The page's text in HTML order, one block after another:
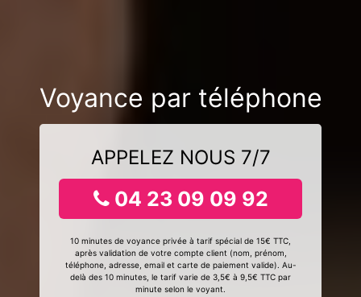
Voyance par téléphone
APPELEZ NOUS 7/7
04 23 09 09 92
10 minutes de voyance privée à tarif spécial de 15€ TTC,
après validation de votre compte client (nom, prénom,
téléphone, adresse, email et carte de paiement valide). Au-
delà des 10 minutes, le tarif varie de 3,5€ à 9,5€ TTC par
minute selon le voyant.